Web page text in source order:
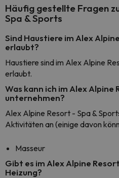
Häufig gestellte Fragen
Spa & Sports
Sind Haustiere im Alex
erlaubt?
Haustiere sind im Alex Alpine
erlaubt.
Was kann ich im Alex Alpine
unternehmen?
Alex Alpine Resort - Spa &
Aktivitäten an (einige davon
Masseur
Gibt es im Alex Alpine
Heizung?